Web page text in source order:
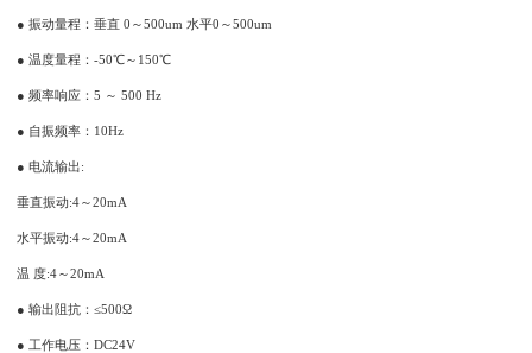
● 振动量程：垂直 0～500um 水平0～500um
● 温度量程：-50℃～150℃
● 频率响应：5 ～ 500 Hz
● 自振频率：10Hz
● 电流输出:
垂直振动:4～20mA
水平振动:4～20mA
温 度:4～20mA
● 输出阻抗：≤500Ω
● 工作电压：DC24V